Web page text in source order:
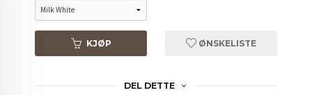
KJØP ØNSKELISTE
DEL DETTE